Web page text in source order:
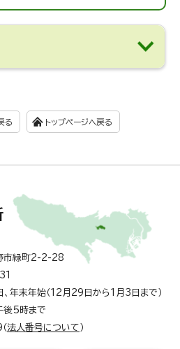
る トップページへ戻る
緑町2-2-28
、年末年始（12月29日から1月3日まで）
後5時まで
法人番号について ）